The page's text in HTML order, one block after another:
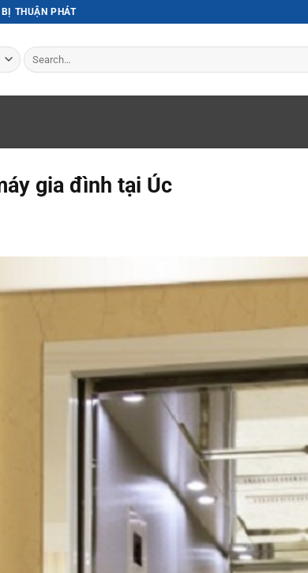
BỊ THUẬN PHÁT
Search
for:
gia đình tại Úc